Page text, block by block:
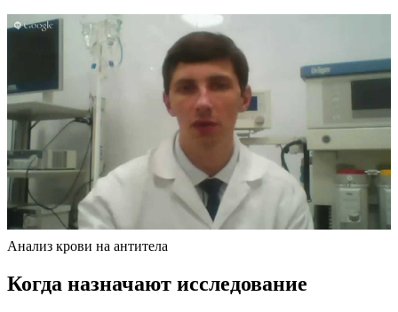
Анализ крови на антитела
Когда назначают исследование